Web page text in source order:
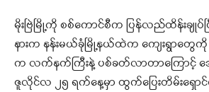
မိုးဗြဲမြို့ကို စစ်ကောင်စီက ပြန်လည်ထိန်းချုပ်ပ
နားက နန်းမယ်ခုံမြို့နယ်ထဲက ကျေးရွာတွေ
က လက်နက်ကြီးနဲ့ ပစ်ခတ်လာတာကြောင့် ဒ
ဇူလိုင်လ ၂၅ ရက်နေ့မှာ ထွက်ပြေးတိမ်းရှောင်